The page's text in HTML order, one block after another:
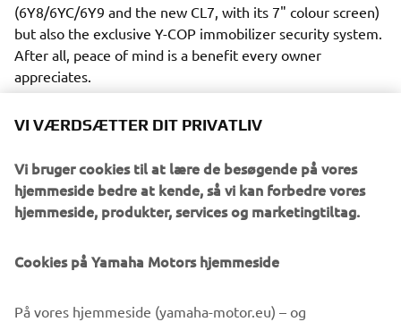
(6Y8/6YC/6Y9 and the new CL7, with its 7" colour screen)
but also the exclusive Y-COP immobilizer security system.
After all, peace of mind is a benefit every owner
appreciates.
Yet another attractive advantage of the Digital Network
System is the availability of VTS (Variable Trolling Speed).
controlled in simple-to-set 50 rpm steps from 650 to 900 -
within the speed limit in waterways or marinas.
VI VÆRDSÆTTER DIT PRIVATLIV
Vi bruger cookies til at lære de besøgende på vores
hjemmeside bedre at kende, så vi kan forbedre vores
hjemmeside, produkter, services og marketingtiltag.
Cookies på Yamaha Motors hjemmeside
På vores hjemmeside (yamaha-motor.eu) – og